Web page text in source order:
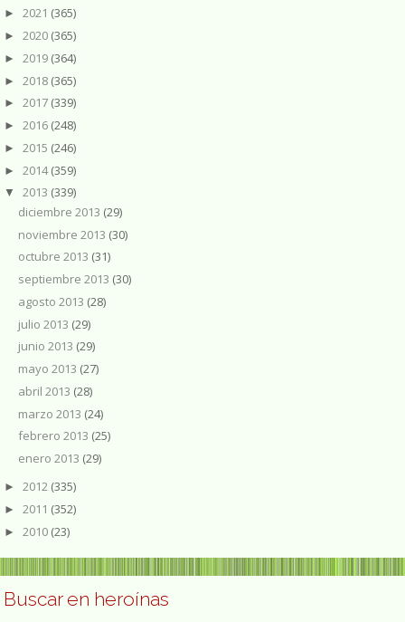
► 2021 (365)
► 2020 (365)
► 2019 (364)
► 2018 (365)
► 2017 (339)
► 2016 (248)
► 2015 (246)
► 2014(359)
▼ 2013 (339)
diciembre 2013 (29)
noviembre 2013 (30)
octubre 2013 (31)
septiembre 2013 (30)
agosto 2013 (28)
julio 2013 (29)
junio 2013 (29)
mayo 2013 (27)
abril 2013 (28)
marzo 2013 (24)
febrero 2013 (25)
enero 2013 (29)
► 2012 (335)
► 2011 (352)
► 2010 (23)
Buscar en heroínas